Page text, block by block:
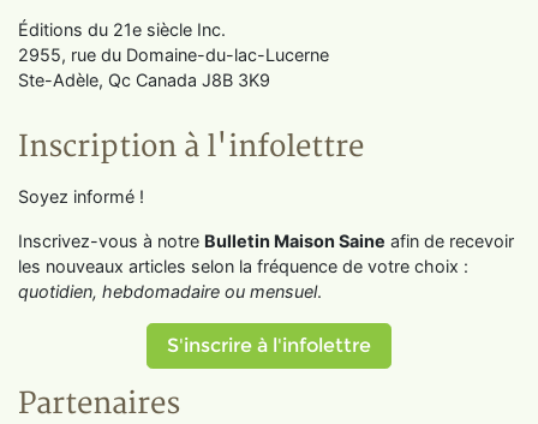
Éditions du 21e siècle Inc.
2955, rue du Domaine-du-lac-Lucerne
Ste-Adèle, Qc Canada J8B 3K9
Inscription à l'infolettre
Soyez informé !
Inscrivez-vous à notre Bulletin Maison Saine afin de recevoir
les nouveaux articles selon la fréquence de votre choix :
quotidien, hebdomadaire ou mensuel.
S'inscrire à l'infolettre
Partenaires